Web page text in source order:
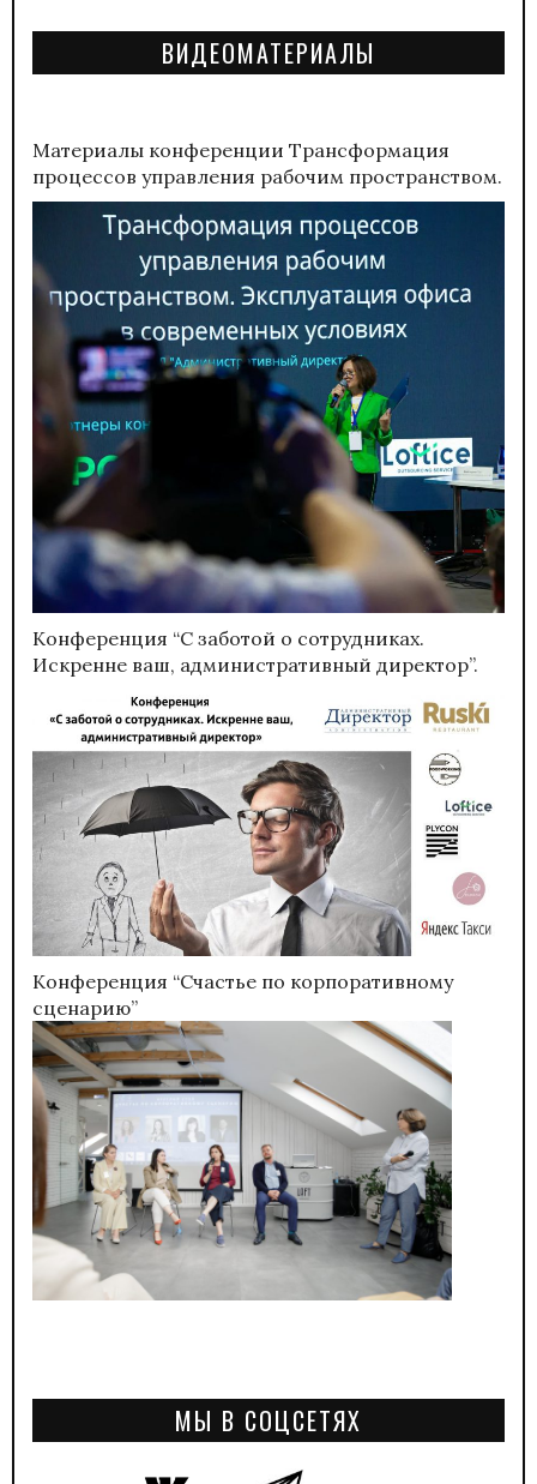
ВИДЕОМАТЕРИАЛЫ
Материалы конференции Трансформация
процессов управления рабочим пространством.
Конференция “С заботой о сотрудниках.
Искренне ваш, административный директор”.
Конференция “Счастье по корпоративному
сценарию”
МЫ В СОЦСЕТЯХ